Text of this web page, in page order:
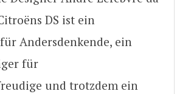
DS ist ein
Andersdenkende, ein
für
und trotzdem ein